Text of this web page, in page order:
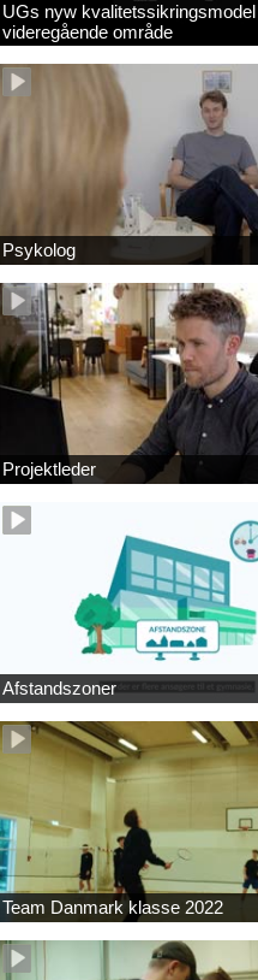
UGs nyw
videregående område
Psykolog
Projektleder
Afstandszoner
Team Danmark klasse 2022